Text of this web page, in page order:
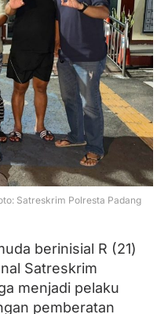
Satreskrim Polresta Padang
berinisial R (21)
Satreskrim
menjadi pelaku
pemberatan